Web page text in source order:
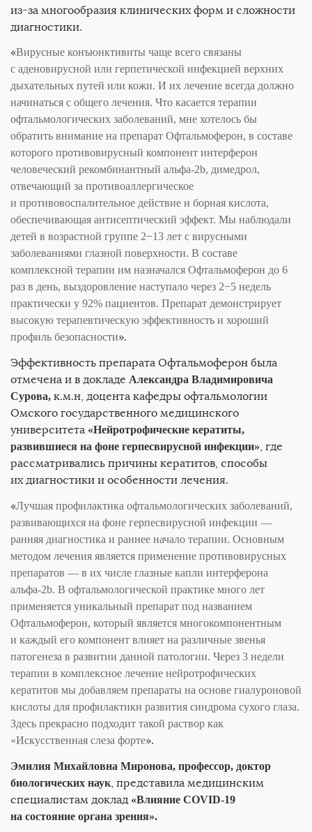
из-за многообразия клинических форм и сложности
диагностики.
«Вирусные конъюнктивиты чаще всего связаны
с аденовирусной или герпетической инфекцией верхних
дыхательных путей или кожи. И их лечение всегда должно
начинаться с общего лечения. Что касается терапии
офтальмологических заболеваний, мне хотелось бы
обратить внимание на препарат Офтальмоферон, в составе
которого противовирусный компонент интерферон
человеческий рекомбинантный альфа-2b, димедрол,
отвечающий за противоаллергическое
и противовоспалительное действие и борная кислота,
обеспечивающая антисептический эффект. Мы наблюдали
детей в возрастной группе 2−13 лет с вирусными
заболеваниями глазной поверхности. В составе
комплексной терапии им назначался Офтальмоферон до 6
раз в день, выздоровление наступало через 2−5 недель
практически у 92% пациентов. Препарат демонстрирует
высокую терапевтическую эффективность и хороший
профиль безопасности».
Эффективность препарата Офтальмоферон была
отмечена и в докладе Александра Владимировича
Сурова, к.м.н, доцента кафедры офтальмологии
Омского государственного медицинского
университета «Нейротрофические кератиты,
развившиеся на фоне герпесвирусной инфекции», где
рассматривались причины кератитов, способы
их диагностики и особенности лечения.
«Лучшая профилактика офтальмологических заболеваний,
развивающихся на фоне герпесвирусной инфекции —
ранняя диагностика и раннее начало терапии. Основным
методом лечения является применение противовирусных
препаратов — в их числе глазные капли интерферона
альфа-2b. В офтальмологической практике много лет
применяется уникальный препарат под названием
Офтальмоферон, который является многокомпонентным
и каждый его компонент влияет на различные звенья
патогенеза в развитии данной патологии. Через 3 недели
терапии в комплексное лечение нейротрофических
кератитов мы добавляем препараты на основе гиалуроновой
кислоты для профилактики развития синдрома сухого глаза.
Здесь прекрасно подходит такой раствор как
«Искусственная слеза форте».
Эмилия Михайловна Миронова, профессор, доктор
биологических наук, представила медицинским
специалистам доклад «Влияние COVID-19
на состояние органа зрения».